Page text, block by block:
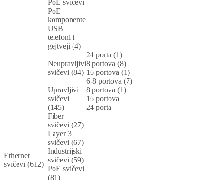
PoE svičevi
PoE
komponente
USB
telefoni i
gejtveji (4)
Ethernet
svičevi (612)
Neupravljivi
svičevi (84)
24 porta (1)
8 portova (8)
16 portova (1)
6-8 portova (7)
Upravljivi
svičevi
(145)
8 portova (1)
16 portova
24 porta
Fiber
svičevi (27)
Layer 3
svičevi (67)
Industrijski
svičevi (59)
PoE svičevi
(81)